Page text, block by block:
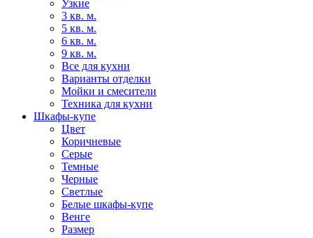
Узкие
3 кв. м.
5 кв. м.
6 кв. м.
9 кв. м.
Все для кухни
Варианты отделки
Мойки и смесители
Техника для кухни
Шкафы-купе
Цвет
Коричневые
Серые
Темные
Черные
Светлые
Белые шкафы-купе
Венге
Размер